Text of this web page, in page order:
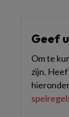
Geef
Om te
zijn.